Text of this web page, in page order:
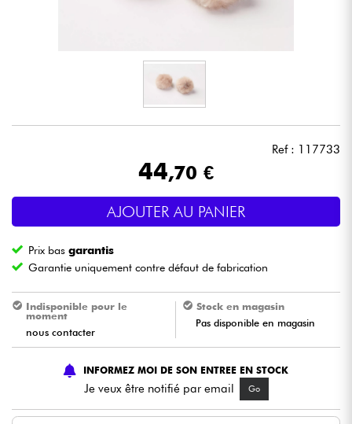
Eclairage
Violons & Quatuor
Eveil Musical
Ref : 117733
44,70 €
AJOUTER AU PANIER
Prix basgarantis
Garantie uniquement contre défaut de fabrication
Indisponible pour le
moment
nous contacter
Stock en magasin
Pas disponible en magasin
INFORMEZ MOI DE SON ENTREE EN STOCK
Je veux être notifié par email Go